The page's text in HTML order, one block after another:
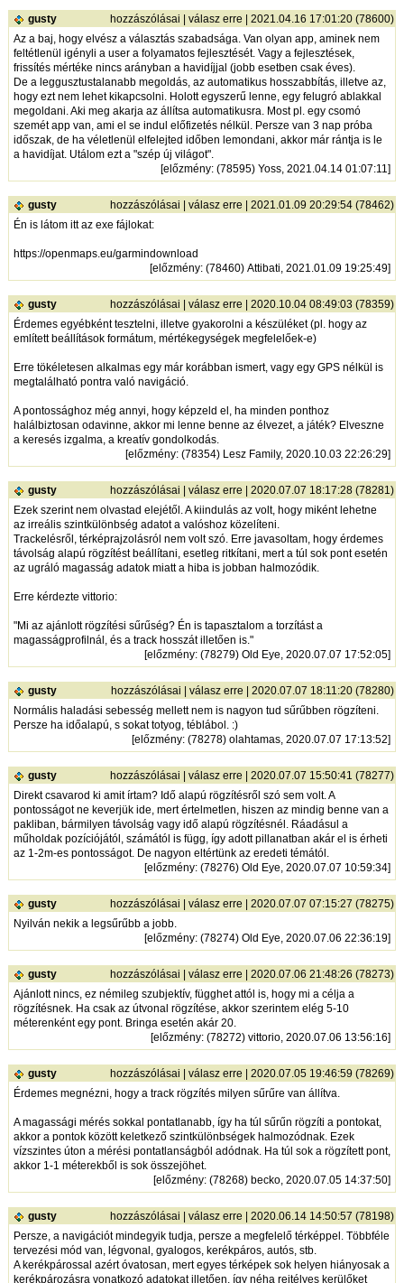
gusty hozzászólásai |válasz erre | 2021.04.16 17:01:20 (78600)
Az a baj, hogy elvész a választás szabadsága. Van olyan app, aminek nem
feltétlenül igényli a user a folyamatos fejlesztését. Vagy a fejlesztések,
frissítés mértéke nincs arányban a havidíjjal (jobb esetben csak éves).
De a leggusztustalanabb megoldás, az automatikus hosszabbítás, illetve az,
hogy ezt nem lehet kikapcsolni. Holott egyszerű lenne, egy felugró ablakkal
megoldani. Aki meg akarja az állítsa automatikusra. Most pl. egy csomó
szemét app van, ami el se indul előfizetés nélkül. Persze van 3 nap próba
időszak, de ha véletlenül elfelejted időben lemondani, akkor már rántja is le
a havidíjat. Utálom ezt a "szép új világot".
[előzmény: (78595) Yoss, 2021.04.14 01:07:11]
gusty hozzászólásai |válasz erre | 2021.01.09 20:29:54 (78462)
Én is látom itt az exe fájlokat:
https://openmaps.eu/garmindownload
[előzmény: (78460) Attibati, 2021.01.09 19:25:49]
gusty hozzászólásai |válasz erre | 2020.10.04 08:49:03 (78359)
Érdemes egyébként tesztelni, illetve gyakorolni a készüléket (pl. hogy az
említett beállítások formátum, mértékegységek megfelelőek-e)
Erre tökéletesen alkalmas egy már korábban ismert, vagy egy GPS nélkül is
megtalálható pontra való navigáció.
A pontossághoz még annyi, hogy képzeld el, ha minden ponthoz
halálbiztosan odavinne, akkor mi lenne benne az élvezet, a játék? Elveszne
a keresés izgalma, a kreatív gondolkodás.
[előzmény: (78354) Lesz Family, 2020.10.03 22:26:29]
gusty hozzászólásai |válasz erre | 2020.07.07 18:17:28 (78281)
Ezek szerint nem olvastad elejétől. A kiindulás az volt, hogy miként lehetne
az irreális szintkülönbség adatot a valóshoz közelíteni.
Trackelésről, térképrajzolásról nem volt szó. Erre javasoltam, hogy érdemes
távolság alapú rögzítést beállítani, esetleg ritkítani, mert a túl sok pont esetén
az ugráló magasság adatok miatt a hiba is jobban halmozódik.
Erre kérdezte vittorio:
"Mi az ajánlott rögzítési sűrűség? Én is tapasztalom a torzítást a
magasságprofilnál, és a track hosszát illetően is."
[előzmény: (78279) Old Eye, 2020.07.07 17:52:05]
gusty hozzászólásai |válasz erre | 2020.07.07 18:11:20 (78280)
Normális haladási sebesség mellett nem is nagyon tud sűrűbben rögzíteni.
Persze ha időalapú, s sokat totyog, téblábol. :)
[előzmény: (78278) olahtamas, 2020.07.07 17:13:52]
gusty hozzászólásai |válasz erre | 2020.07.07 15:50:41 (78277)
Direkt csavarod ki amit írtam? Idő alapú rögzítésről szó sem volt. A
pontosságot ne keverjük ide, mert értelmetlen, hiszen az mindig benne van a
pakliban, bármilyen távolság vagy idő alapú rögzítésnél. Ráadásul a
műholdak pozíciójától, számától is függ, így adott pillanatban akár el is érheti
az 1-2m-es pontosságot. De nagyon eltértünk az eredeti témától.
[előzmény: (78276) Old Eye, 2020.07.07 10:59:34]
gusty hozzászólásai |válasz erre | 2020.07.07 07:15:27 (78275)
Nyilván nekik a legsűrűbb a jobb.
[előzmény: (78274) Old Eye, 2020.07.06 22:36:19]
gusty hozzászólásai |válasz erre | 2020.07.06 21:48:26 (78273)
Ajánlott nincs, ez némileg szubjektív, függhet attól is, hogy mi a célja a
rögzítésnek. Ha csak az útvonal rögzítése, akkor szerintem elég 5-10
méterenként egy pont. Bringa esetén akár 20.
[előzmény: (78272) vittorio, 2020.07.06 13:56:16]
gusty hozzászólásai |válasz erre | 2020.07.05 19:46:59 (78269)
Érdemes megnézni, hogy a track rögzítés milyen sűrűre van állítva.
A magassági mérés sokkal pontatlanabb, így ha túl sűrűn rögzíti a pontokat,
akkor a pontok között keletkező szintkülönbségek halmozódnak. Ezek
vízszintes úton a mérési pontatlanságból adódnak. Ha túl sok a rögzített pont,
akkor 1-1 méterekből is sok összejöhet.
[előzmény: (78268) becko, 2020.07.05 14:37:50]
gusty hozzászólásai |válasz erre | 2020.06.14 14:50:57 (78198)
Persze, a navigációt mindegyik tudja, persze a megfelelő térképpel. Többféle
tervezési mód van, légvonal, gyalogos, kerékpáros, autós, stb.
A kerékpárossal azért óvatosan, mert egyes térképek sok helyen hiányosak a
kerékpározásra vonatkozó adatokat illetően, így néha rejtélyes kerülőket